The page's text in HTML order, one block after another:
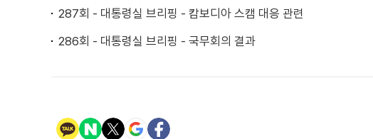
287회 - 대통령실 브리핑 - 캄보디아 스캠 대응 관련
286회 - 대통령실 브리핑 - 국무회의 결과